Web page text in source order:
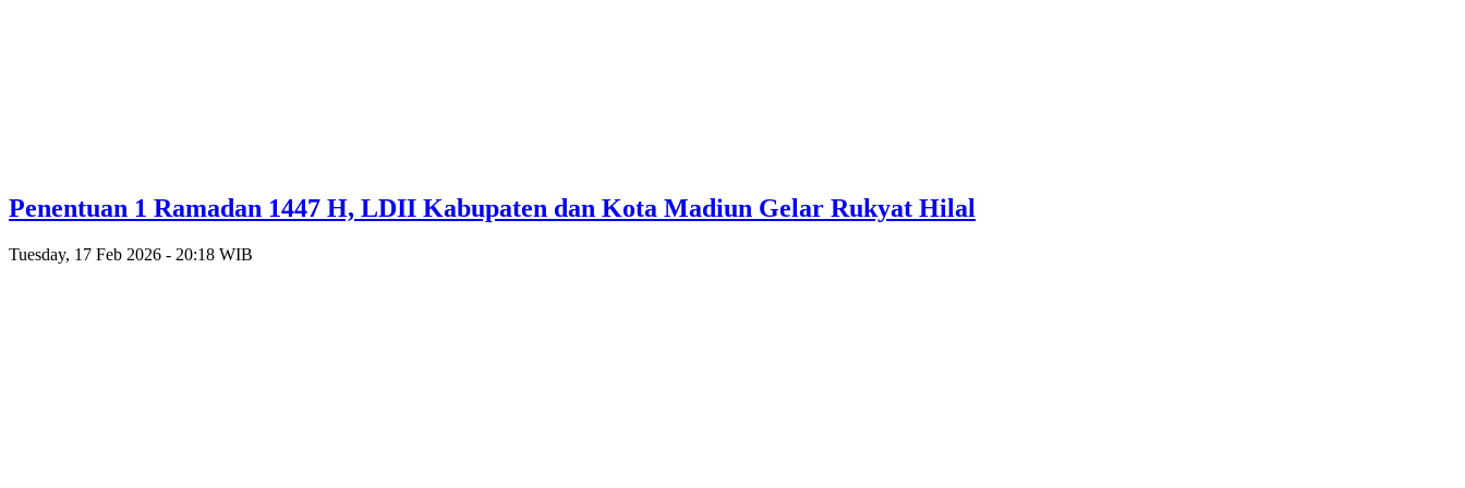
Penentuan 1 Ramadan 1447 H, LDII Kabupaten dan Kota Madiun Gelar Rukyat Hilal
Tuesday, 17 Feb 2026 - 20:18 WIB